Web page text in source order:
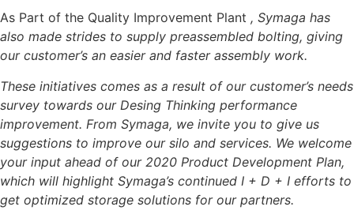
As Part of the Quality Improvement Plant , Symaga has
also made strides to supply preassembled bolting, giving
our customer’s an easier and faster assembly work.
These initiatives comes as a result of our customer’s needs
survey towards our Desing Thinking performance
improvement. From Symaga, we invite you to give us
suggestions to improve our silo and services. We welcome
your input ahead of our 2020 Product Development Plan,
which will highlight Symaga’s continued I + D + I efforts to
get optimized storage solutions for our partners.